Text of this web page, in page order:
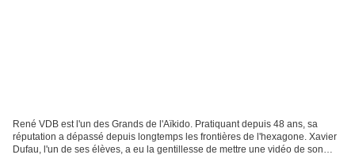
René VDB est l'un des Grands de l'Aïkido. Pratiquant depuis 48 ans, sa
réputation a dépassé depuis longtemps les frontières de l'hexagone. Xavier
Dufau, l'un de ses élèves, a eu la gentillesse de mettre une vidéo de son